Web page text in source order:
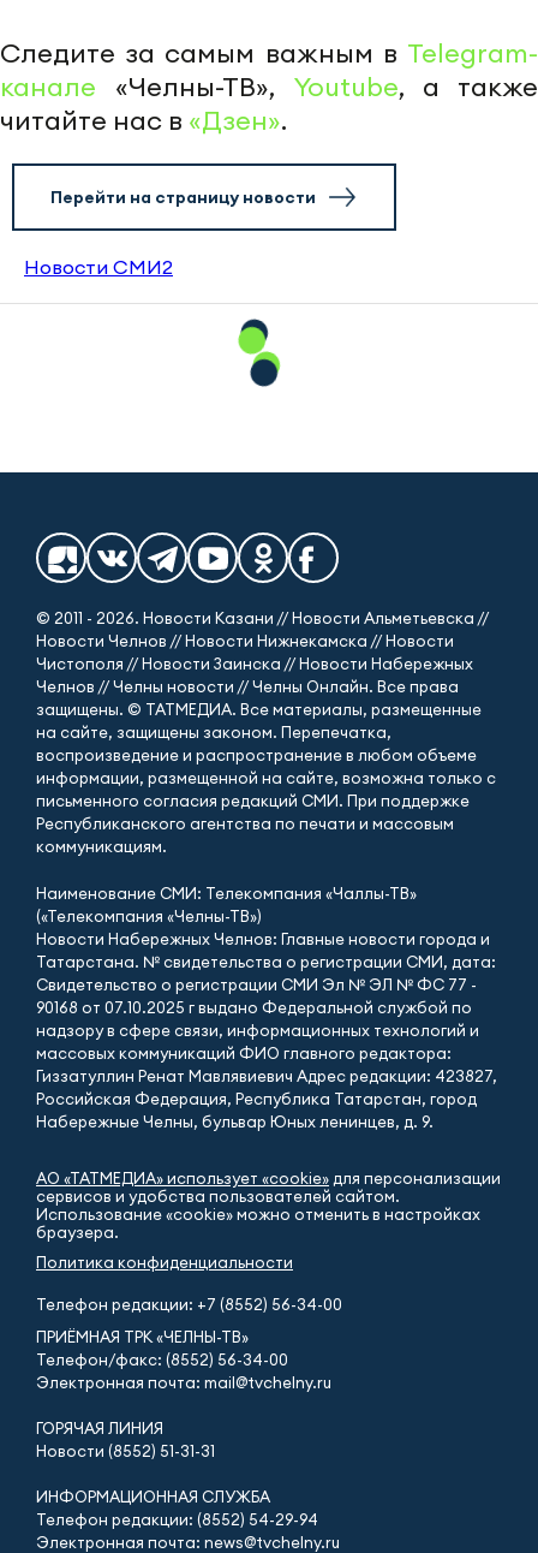
Следите за самым важным в Telegram-
канале «Челны-ТВ», Youtube, а также
читайте нас в «Дзен».
Перейти на страницу новости
Новости СМИ2
© 2011 - 2026. Новости Казани // Новости Альметьевска //
Новости Челнов // Новости Нижнекамска // Новости
Чистополя // Новости Заинска // Новости Набережных
Челнов // Челны новости // Челны Онлайн. Все права
защищены. © ТАТМЕДИА. Все материалы, размещенные
на сайте, защищены законом. Перепечатка,
воспроизведение и распространение в любом объеме
информации, размещенной на сайте, возможна только с
письменного согласия редакций СМИ. При поддержке
Республиканского агентства по печати и массовым
коммуникациям.
Наименование СМИ: Телекомпания «Чаллы-ТВ»
(«Телекомпания «Челны-ТВ»)
Новости Набережных Челнов: Главные новости города и
Татарстана. № свидетельства о регистрации СМИ, дата:
Свидетельство о регистрации СМИ Эл № ЭЛ № ФС 77 -
90168 от 07.10.2025 г выдано Федеральной службой по
надзору в сфере связи, информационных технологий и
массовых коммуникаций ФИО главного редактора:
Гиззатуллин Ренат Мавлявиевич Адрес редакции: 423827,
Российская Федерация, Республика Татарстан, город
Набережные Челны, бульвар Юных ленинцев, д. 9.
АО «ТАТМЕДИА» использует «cookie»для персонализации
сервисов и удобства пользователей сайтом.
Использование «cookie» можно отменить в настройках
браузера.
Политика конфиденциальности
Телефон редакции: +7 (8552) 56-34-00
ПРИЁМНАЯ ТРК «ЧЕЛНЫ-ТВ»
Телефон/факс: (8552) 56-34-00
Электронная почта: mail@tvchelny.ru
ГОРЯЧАЯ ЛИНИЯ
Новости (8552) 51-31-31
ИНФОРМАЦИОННАЯ СЛУЖБА
Телефон редакции: (8552) 54-29-94
Электронная почта: news@tvchelny.ru